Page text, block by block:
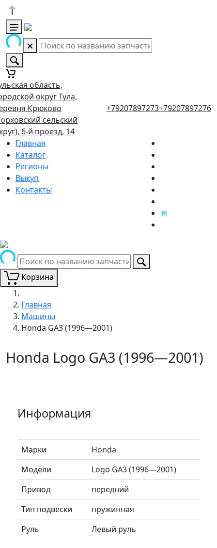
область,
округ Тула,
Крюково
сельский
6-й проезд, 14
+79207897273+79207897276
Главная
Каталог
Регионы
Выкуп
Контакты
Корзина
Главная
Машины
Honda GA3 (1996—2001)
Honda Logo GA3 (1996—2001)
Информация
Марки
Honda
Модели
Logo GA3 (1996—2001)
Привод
передний
Тип подвески
пружинная
Руль
Левый руль